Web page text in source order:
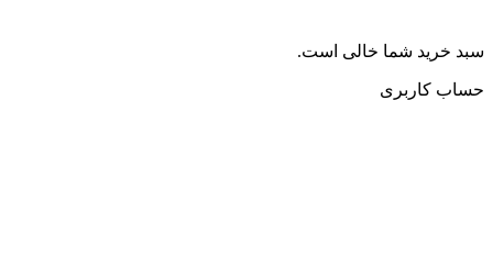
سبد خرید شما خالی است.
حساب کاربری